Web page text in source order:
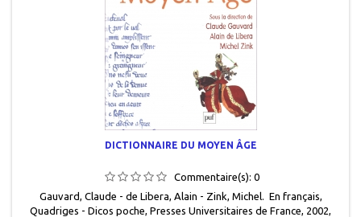
DICTIONNAIRE DU MOYEN ÂGE
Commentaire(s): 0
Gauvard, Claude - de Libera, Alain - Zink, Michel. En français,
Quadriges - Dicos poche, Presses Universitaires de France, 2002,